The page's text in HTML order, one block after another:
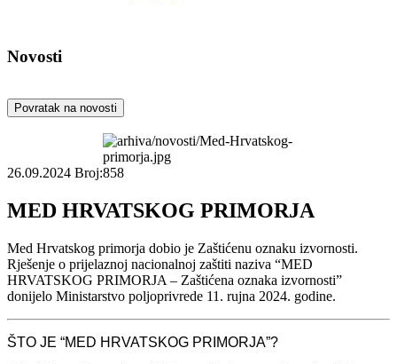
Novosti
Povratak na novosti
26.09.2024 Broj:858
MED HRVATSKOG PRIMORJA
Med Hrvatskog primorja dobio je Zaštićenu oznaku izvornosti.
Rješenje o prijelaznoj nacionalnoj zaštiti naziva “MED
HRVATSKOG PRIMORJA – Zaštićena oznaka izvornosti”
donijelo Ministarstvo poljoprivrede 11. rujna 2024. godine.
ŠTO JE “MED HRVATSKOG PRIMORJA”?